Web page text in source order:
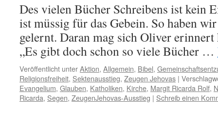
Des vielen Bücher Schreibens ist kein
ist müssig für das Gebein. So haben
gelernt. Daran mag sich Oliver erinnert
„Es gibt doch schon so viele Bücher …
Veröffentlicht unterAktion, Allgemein, Bibel,
Religionsfreiheit, Sektenausstieg, Zeugen Jehovas |
Evangelium, Glauben, Katholiken, Kirche, Margit Ricarda Rolf,
Ricarda, Segen, ZeugenJehovas-Ausstieg | Schreib einen